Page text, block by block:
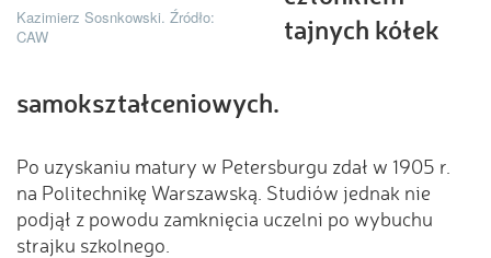
Kazimierz Sosnkowski. Źródło:
CAW
tajnych kółek
samokształceniowych.
Po uzyskaniu matury w Petersburgu zdał w 1905 r.
na Politechnikę Warszawską. Studiów jednak nie
podjął z powodu zamknięcia uczelni po wybuchu
strajku szkolnego.